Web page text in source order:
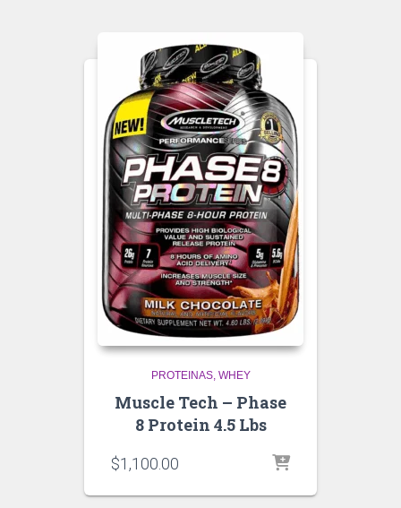
PROTEINAS WHEY
Muscle Tech – Phase
8 Protein 4.5 Lbs
$1,100.00